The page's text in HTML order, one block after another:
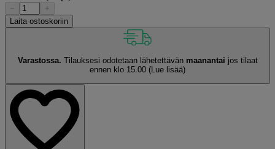
−
+
Laita ostoskoriin
Varastossa. Tilauksesi odotetaan lähetettävän maanantai jos tilaat
ennen klo 15.00 (Lue lisää)